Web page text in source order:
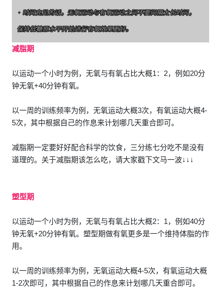
减脂期
以运动一个小时为例，无氧与有氧占比大概1：2，例如20分
钟无氧+40分钟有氧。
以一周的训练频率为例，无氧运动大概3次，有氧运动大概4-
5次，其中根据自己的作息来计划哪几天重合即可。
减脂期一定要好好配合科学的饮食，三分练七分吃不是没有
道理的。关于减脂期该怎么吃，请大家戳下文马一波↓↓↓
塑型期
以运动一个小时为例，无氧与有氧占比大概2：1，例如40分
钟无氧+20分钟有氧。塑型期做有氧更多是一个维持体脂的作
用。
以一周的训练频率为例，无氧运动大概4-5次，有氧运动大概
1-2次即可，其中根据自己的作息来计划哪几天重合即可。